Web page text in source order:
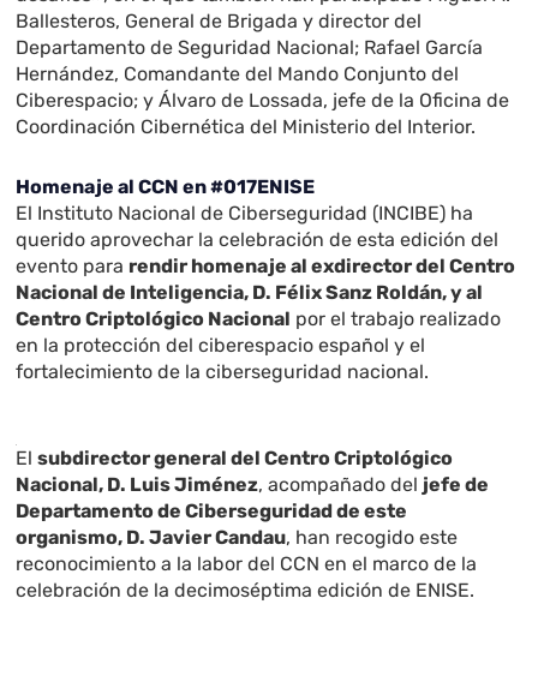
Ballesteros, General de Brigada y director del
Departamento de Seguridad Nacional; Rafael García
Hernández, Comandante del Mando Conjunto del
Ciberespacio; y Álvaro de Lossada, jefe de la Oficina de
Coordinación Cibernética del Ministerio del Interior.
Homenaje al CCN en #017ENISE
El Instituto Nacional de Ciberseguridad (INCIBE) ha
querido aprovechar la celebración de esta edición del
evento para rendir homenaje al exdirector del Centro
Nacional de Inteligencia, D. Félix Sanz Roldán, y al
Centro Criptológico Nacional por el trabajo realizado
en la protección del ciberespacio español y el
fortalecimiento de la ciberseguridad nacional.
Elsubdirector general del Centro Criptológico
Nacional, D. Luis Jiménez, acompañado del jefe de
Departamento de Ciberseguridad de este
organismo, D. Javier Candau, han recogido este
reconocimiento a la labor del CCN en el marco de la
celebración de la decimoséptima edición de ENISE.